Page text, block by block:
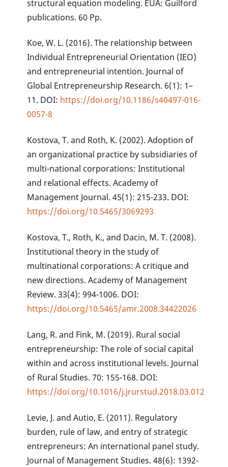
structural equation modeling. EUA: Guilford
publications. 60 Pp.
Koe, W. L. (2016). The relationship between
Individual Entrepreneurial Orientation (IEO)
and entrepreneurial intention. Journal of
Global Entrepreneurship Research. 6(1): 1–
11. DOI: https://doi.org/10.1186/s40497-016-
0057-8
Kostova, T. and Roth, K. (2002). Adoption of
an organizational practice by subsidiaries of
multi-national corporations: Institutional
and relational effects. Academy of
Management Journal. 45(1): 215-233. DOI:
https://doi.org/10.5465/3069293
Kostova, T., Roth, K., and Dacin, M. T. (2008).
Institutional theory in the study of
multinational corporations: A critique and
new directions. Academy of Management
Review. 33(4): 994-1006. DOI:
https://doi.org/10.5465/amr.2008.34422026
Lang, R. and Fink, M. (2019). Rural social
entrepreneurship: The role of social capital
within and across institutional levels. Journal
of Rural Studies. 70: 155-168. DOI:
https://doi.org/10.1016/j.jrurstud.2018.03.012
Levie, J. and Autio, E. (2011). Regulatory
burden, rule of law, and entry of strategic
entrepreneurs: An international panel study.
Journal of Management Studies. 48(6): 1392-